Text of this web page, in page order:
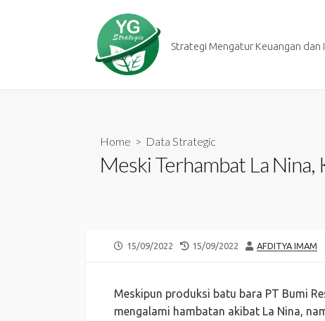
Strategi Mengatur Keuangan dan
Home > Data Strategic
Meski Terhambat La
PUBLISHED
15/09/2022
LAST
15/09/2022 AUTHOR
AFDITYA IMAM
Meskipun produksi batu bara PT Bumi
mengalami hambatan akibat La Nina,